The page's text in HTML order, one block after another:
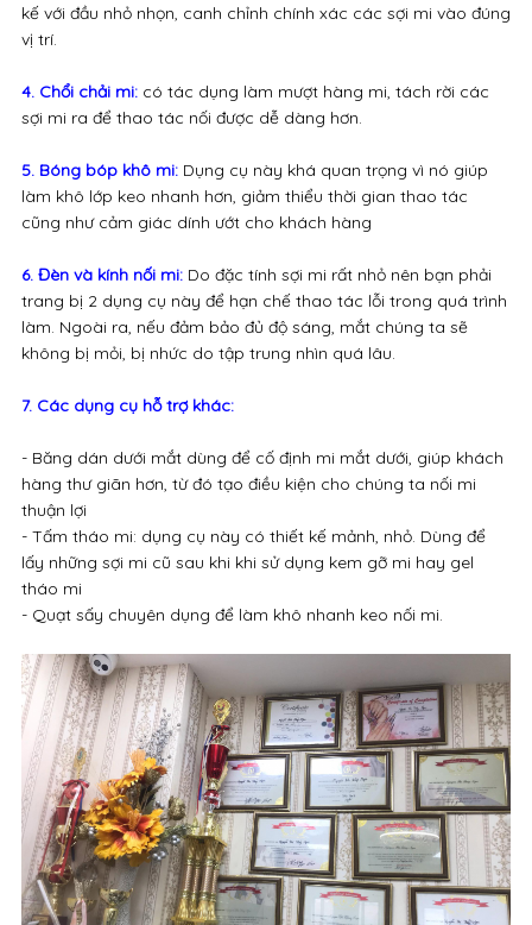
kế với đầu nhỏ nhọn, canh chỉnh chính xác các sợi mi vào đúng
vị trí.
4. Chổi chải mi:có tác dụng làm mượt hàng mi, tách rời các
sợi mi ra để thao tác nối được dễ dàng hơn.
5. Bóng bóp khô mi:Dụng cụ này khá quan trọng vì nó giúp
làm khô lớp keo nhanh hơn, giảm thiểu thời gian thao tác
cũng như cảm giác dính ướt cho khách hàng
6. Đèn và kính nối mi: Do đặc tính sợi mi rất nhỏ nên bạn phải
trang bị 2 dụng cụ này để hạn chế thao tác lỗi trong quá trình
làm. Ngoài ra, nếu đảm bảo đủ độ sáng, mắt chúng ta sẽ
không bị mỏi, bị nhức do tập trung nhìn quá lâu.
7. Các dụng cụ hỗ trợ khác:
- Băng dán dưới mắt dùng để cố định mi mắt dưới, giúp khách
hàng thư giãn hơn, từ đó tạo điều kiện cho chúng ta nối mi
thuận lợi
- Tấm tháo mi: dụng cụ này có thiết kế mảnh, nhỏ. Dùng để
lấy những sợi mi cũ sau khi khi sử dụng kem gỡ mi hay gel
tháo mi
- Quạt sấy chuyên dụng để làm khô nhanh keo nối mi.